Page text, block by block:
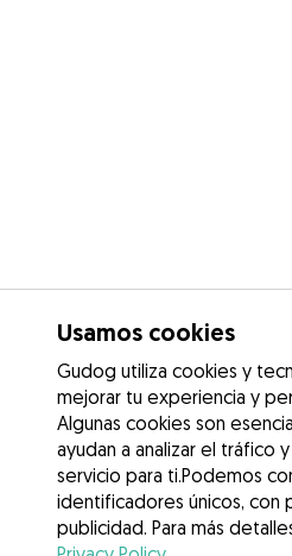
Usamos cookies
Gudog utiliza cookies y
mejorar tu experiencia y
Algunas cookies son
ayudan a analizar el tráfico
servicio para ti.Podemos
identificadores únicos, con
publicidad. Para más